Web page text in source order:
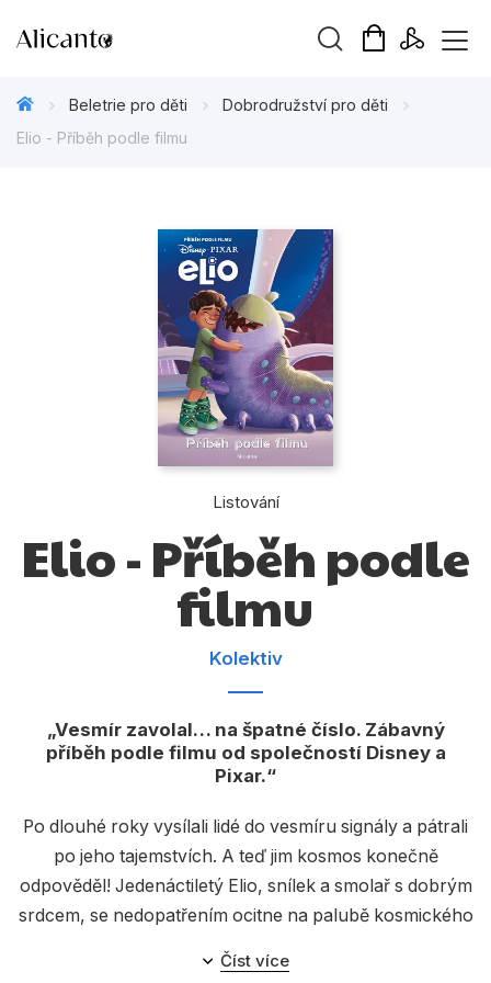
Tipy redakce
Beletrie pro děti
Dárkové publikace
Dárkové zboží
Komiks
Křížovky
Počítače
Poezie
Beletrie pro děti
Dobrodružství pro děti
Elio - Příběh podle filmu
Listování
Elio - Příběh podle
filmu
Kolektiv
Vesmír zavolal… na špatné číslo. Zábavný
příběh podle filmu od společností Disney a
Pixar.
Po dlouhé roky vysílali lidé do vesmíru signály a pátrali
po jeho tajemstvích. A teď jim kosmos konečně
odpověděl! Jedenáctiletý Elio, snílek a smolař s dobrým
srdcem, se nedopatřením ocitne na palubě kosmického
plavidla, kde ho mimozemské bytosti mylně považují za
velvyslance planety Země. Podaří se mu navázat nová
Číst více